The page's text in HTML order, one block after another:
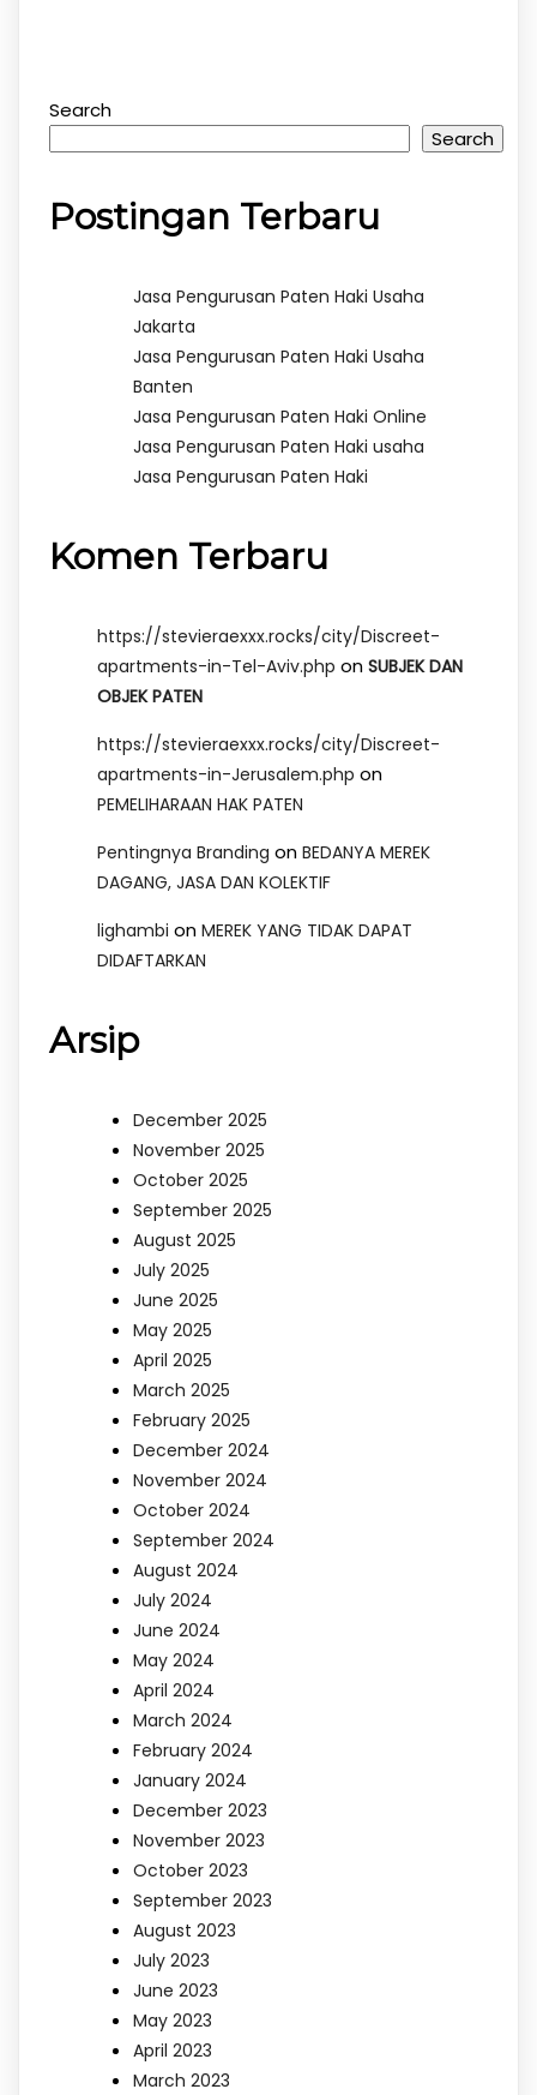
Search
Search
Postingan Terbaru
Jasa Pengurusan Paten Haki Usaha
Jakarta
Jasa Pengurusan Paten Haki Usaha
Banten
Jasa Pengurusan Paten Haki Online
Jasa Pengurusan Paten Haki usaha
Jasa Pengurusan Paten Haki
Komen Terbaru
https://stevieraexxx.rocks/city/Discreet-
apartments-in-Tel-Aviv.php on SUBJEK DAN
OBJEK PATEN
https://stevieraexxx.rocks/city/Discreet-
apartments-in-Jerusalem.php on
PEMELIHARAAN HAK PATEN
Pentingnya Branding on BEDANYA MEREK
DAGANG, JASA DAN KOLEKTIF
lighambi on MEREK YANG TIDAK DAPAT
DIDAFTARKAN
Arsip
December 2025
November 2025
October 2025
September 2025
August 2025
July 2025
June 2025
May 2025
April 2025
March 2025
February 2025
December 2024
November 2024
October 2024
September 2024
August 2024
July 2024
June 2024
May 2024
April 2024
March 2024
February 2024
January 2024
December 2023
November 2023
October 2023
September 2023
August 2023
July 2023
June 2023
May 2023
April 2023
March 2023